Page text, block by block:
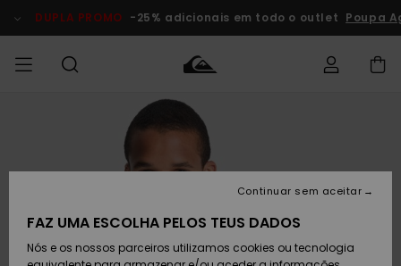
do
DUPLA PROMO -25% adicionais em todo o outlet Poupa
Roupas
Calçado e
MENINO
Roupas
Calçado e
MULHER
Shop
chegados
Surf Shop
Crianças
Artigos
Artigos
Criança
Outlet
Criança
Acede à tua
encomenda
Devoluções
FAZ UMA ESCOLHA PELOS TEUS DADOS
Nós e os nossos parceiros utilizamos cookies ou tecnologia
Continuar sem aceitar